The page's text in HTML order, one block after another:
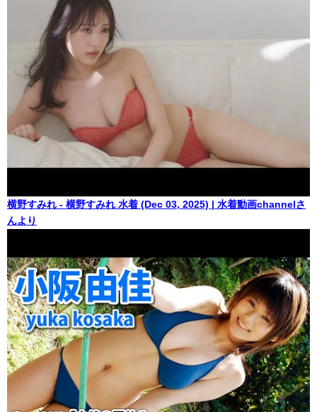
横野すみれ - 横野すみれ 水着 (Dec 03, 2025) | 水着動画channelさ
んより